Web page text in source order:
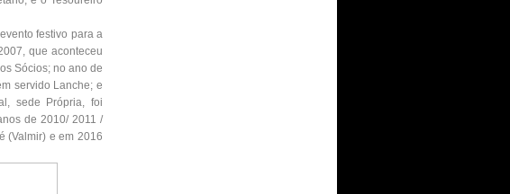
festivo para a
que aconteceu
Sócios; no ano de
servido Lanche; e
sede Própria, foi
de 2010/ 2011 /
(Valmir) e em 2016